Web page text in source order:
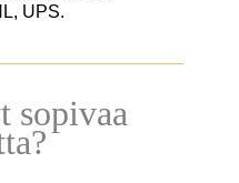
UPS.
sopivaa